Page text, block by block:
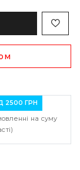
2500 ГРН
на суму